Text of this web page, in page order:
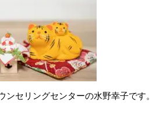
セリングセンターの水野幸子です。